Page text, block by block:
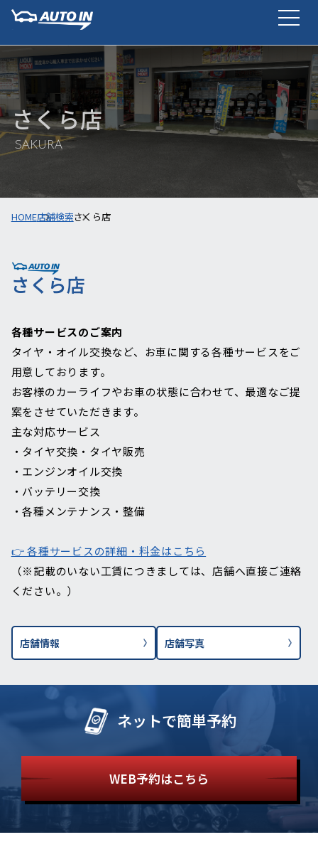
さくら店
SAKURA
HOME店舗検索さくら店
さくら店
各種サービスのご案内
タイヤ・オイル交換など、お車に関する各種サービスをご
用意しております。
お客様のカーライフやお車の状態に合わせて、最適なご提
案をさせていただきます。
主な対応サービス
・タイヤ交換・タイヤ販売
・エンジンオイル交換
・バッテリー交換
・各種メンテナンス・整備
👉 各種サービスの詳細・料金はこちら
（※記載のいない工賃につきましては、店舗へ直接ご連絡
ください。）
店舗情報 店舗写真
ネットで簡単予約
WEB予約はこちら